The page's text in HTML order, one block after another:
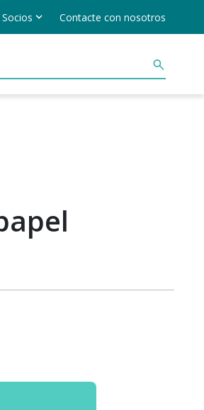
Socios Contacte con nosotros